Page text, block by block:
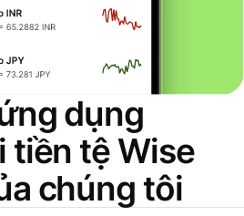
dụng
tiền tệ Wise
chúng tôi